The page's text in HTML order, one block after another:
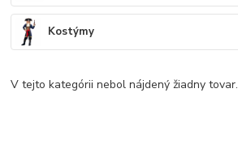
Kostýmy
V tejto kategórii nebol nájdený žiadny tovar.